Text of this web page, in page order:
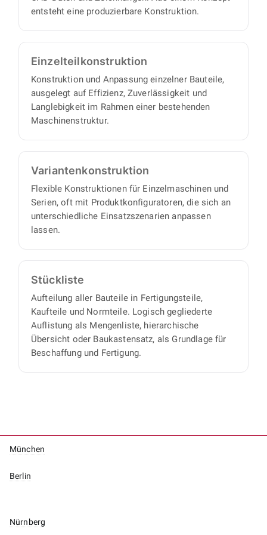
entsteht eine produzierbare Konstruktion.
Einzelteil­konstruktion
Konstruktion und Anpassung einzelner Bauteile,
ausgelegt auf Effizienz, Zuverlässigkeit und
Langlebigkeit im Rahmen einer bestehenden
Maschinenstruktur.
Varianten­konstruktion
Flexible Konstruktionen für Einzelmaschinen und
Serien, oft mit Produktkonfiguratoren, die sich an
unterschiedliche Einsatzszenarien anpassen
lassen.
Stückliste
Aufteilung aller Bauteile in Fertigungsteile,
Kaufteile und Normteile. Logisch gegliederte
Auflistung als Mengenliste, hierarchische
Übersicht oder Baukastensatz, als Grundlage für
Beschaffung und Fertigung.
München
Berlin
Nürnberg